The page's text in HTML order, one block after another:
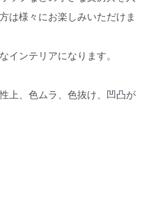
は様々にお楽しみいただけま
インテリアになります。
上、色ムラ、色抜け、凹凸が